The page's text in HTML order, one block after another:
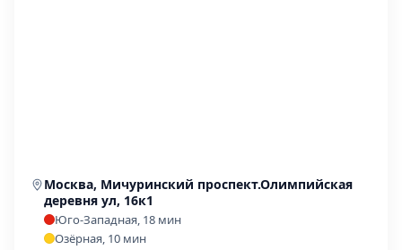
Москва, Мичуринский проспект.Олимпийская
деревня ул, 16к1
Юго-Западная, 18 мин
Озёрная, 10 мин